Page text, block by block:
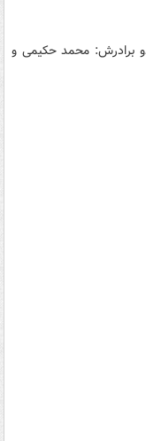
برادرش: محمد حکیمی و